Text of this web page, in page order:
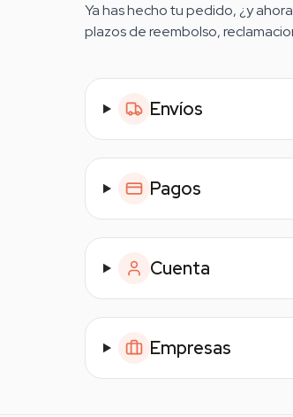
Ya has hecho tu pedido, ¿y
plazos de reembolso,
Envíos
Pagos
Cuenta
Empresas